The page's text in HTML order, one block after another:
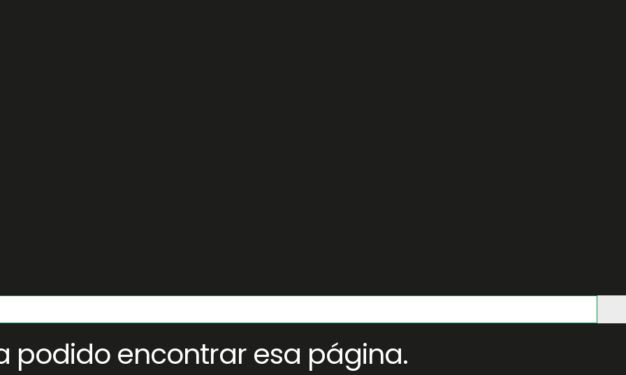
podido encontrar esa página.